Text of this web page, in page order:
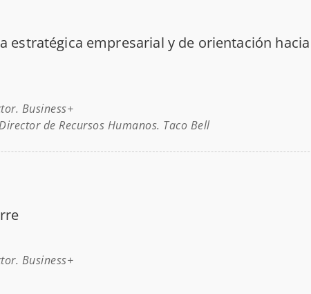
estratégica empresarial y de orientación
Business+
de Recursos Humanos. Taco Bell
Business+